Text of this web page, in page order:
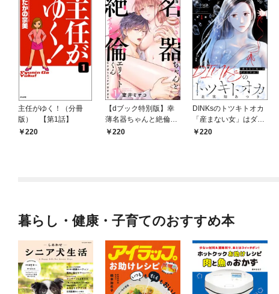
主任がゆく！（分冊
版） 【第1話】
220
【dブック特別版】幸
薄名器ちゃんと絶倫エ
リートくん むさぼりエ
220
DINKsのトツキトオカ
「産まない女」はダメ
ですか？（分冊版）
220
暮らし・健康・子育てのおすすめ本